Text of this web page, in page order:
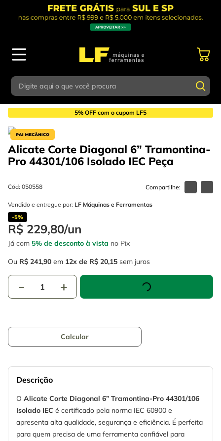
Alicates Alicate Corte
5% OFF com o cupom LF5
Alicate Corte Diagonal 6” Tramontina-
Pro 44301/106 Isolado IEC Peça
Cód: 050558
Vendido e entregue por: LF Máquinas e Ferramentas
-5%
R$ 229,80/un
Já com 5% de desconto à vista no Pix
Ou R$ 241,90 em 12 R$ 20,15 sem juros
＋
－
Descrição
O Alicate Corte Diagonal 6” Tramontina-Pro 44301/106
Isolado IEC é certificado pela norma IEC 60900 e
apresenta alta qualidade, segurança e eficiência. É perfeita
para quem precisa de uma ferramenta confiável para